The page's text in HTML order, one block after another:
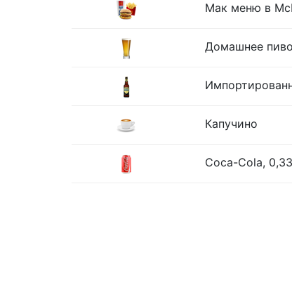
Мак меню в
Домашнее
Капучино
Coca-Cola,